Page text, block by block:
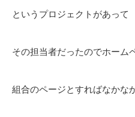
というプロジェクトがあって
その担当者だったのでホーム
組合のページとすればなかな